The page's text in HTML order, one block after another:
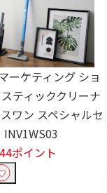
ーケティング ショ
ティッククリーナ
ワン スペシャルセ
ポイント